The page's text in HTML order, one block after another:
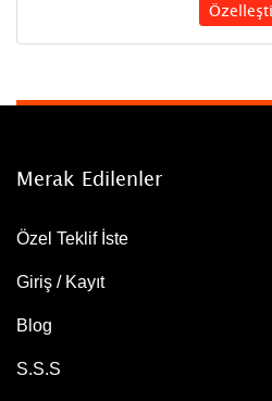
Merak Edilenler
Özel Teklif İste
Giriş / Kayıt
Blog
S.S.S